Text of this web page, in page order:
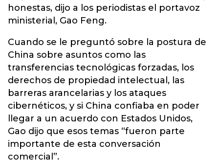
honestas, dijo a los periodistas el portavoz
ministerial, Gao Feng.
Cuando se le preguntó sobre la postura de
China sobre asuntos como las
transferencias tecnológicas forzadas, los
derechos de propiedad intelectual, las
barreras arancelarias y los ataques
cibernéticos, y si China confiaba en poder
llegar a un acuerdo con Estados Unidos,
Gao dijo que esos temas “fueron parte
importante de esta conversación
comercial”.